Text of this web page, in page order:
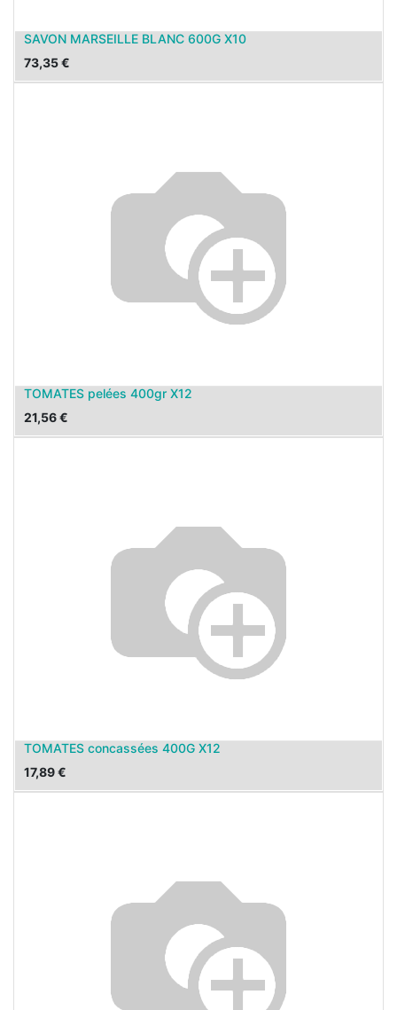
SAVON MARSEILLE BLANC 600G X10
73,35€
TOMATES pelées 400gr X12
21,56€
TOMATES concassées 400G X12
17,89€